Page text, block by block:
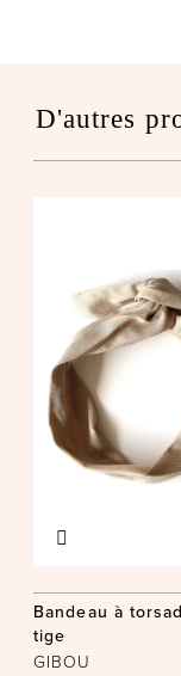
D'autres
Bandeau à
tige
GIBOU